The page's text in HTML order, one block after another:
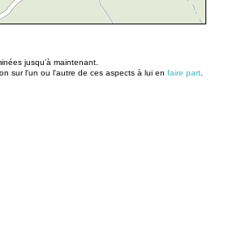
jusqu’à maintenant.
sur l'un ou l'autre de ces aspects à lui en faire part